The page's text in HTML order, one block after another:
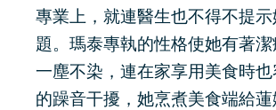
專業上，就連醫生也不得不提
題。瑪泰專執的性格使她有著潔
一塵不染，連在家享用美食時
的躁音干擾，她烹煮美食端給